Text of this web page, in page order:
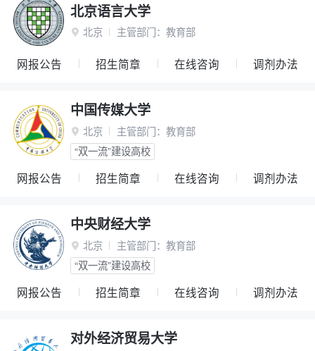
北京语言大学
 北京 主管部门： 教育部
网报公告 招生简章 在线咨询 调剂办法
中国传媒大学
 北京 主管部门： 教育部
“双一流”建设高校
网报公告 招生简章 在线咨询 调剂办法
中央财经大学
 北京 主管部门： 教育部
“双一流”建设高校
网报公告 招生简章 在线咨询 调剂办法
对外经济贸易大学